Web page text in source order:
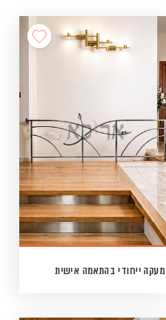
מעקה ייחודי בהתאמה אישית